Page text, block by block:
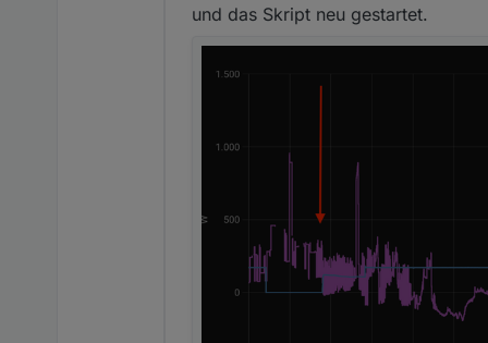
und das Skript neu gestartet.